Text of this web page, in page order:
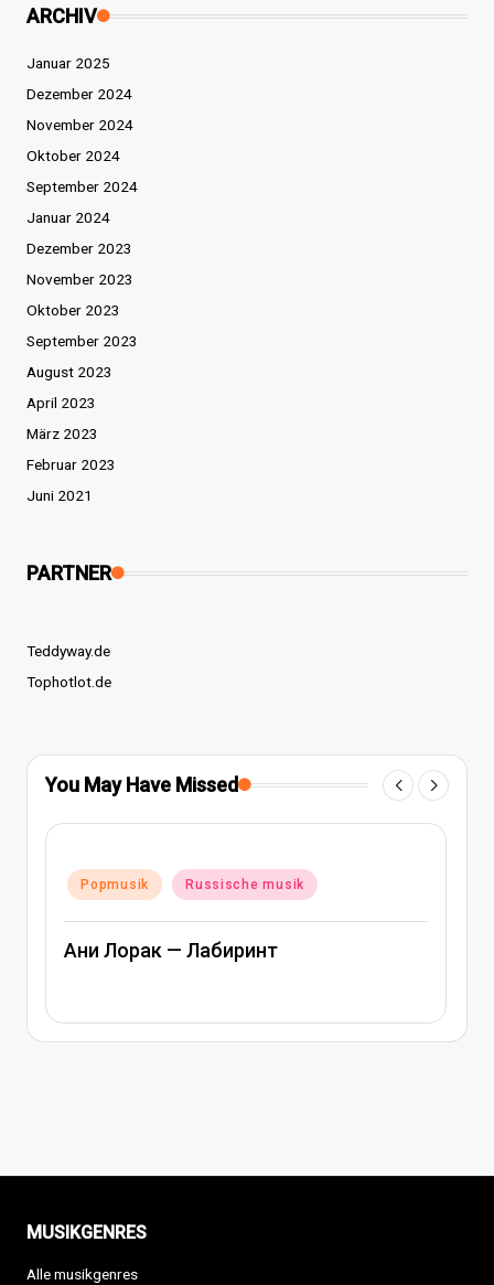
ARCHIV
Januar 2025
Dezember 2024
November 2024
Oktober 2024
September 2024
Januar 2024
Dezember 2023
November 2023
Oktober 2023
September 2023
August 2023
April 2023
März 2023
Februar 2023
Juni 2021
PARTNER
Teddyway.de
Tophotlot.de
You May Have Missed
Posted
in
Popmusik Russische musik
Ани Лорак — Лабиринт
MUSIKGENRES
Alle musikgenres